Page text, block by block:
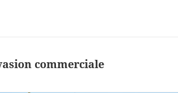
commerciale